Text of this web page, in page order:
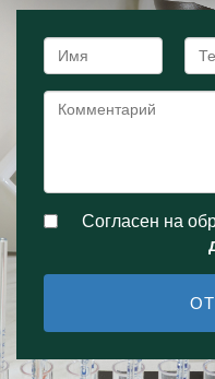
Согласен на